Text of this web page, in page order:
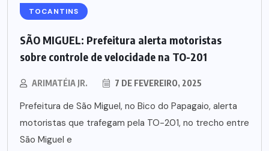
TOCANTINS
SÃO MIGUEL: Prefeitura alerta motoristas
sobre controle de velocidade na TO-201
ARIMATÉIA JR. 7 DE FEVEREIRO, 2025
Prefeitura de São Miguel, no Bico do Papagaio, alerta
motoristas que trafegam pela TO-201, no trecho entre
São Miguel e